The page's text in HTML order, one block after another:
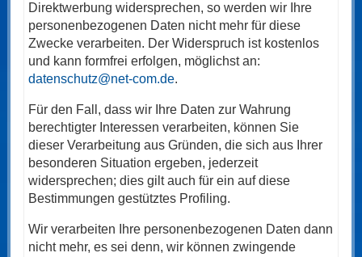
Direktwerbung widersprechen, so werden wir Ihre
personenbezogenen Daten nicht mehr für diese
Zwecke verarbeiten. Der Widerspruch ist kostenlos
und kann formfrei erfolgen, möglichst an:
datenschutz@net-com.de.
Für den Fall, dass wir Ihre Daten zur Wahrung
berechtigter Interessen verarbeiten, können Sie
dieser Verarbeitung aus Gründen, die sich aus Ihrer
besonderen Situation ergeben, jederzeit
widersprechen; dies gilt auch für ein auf diese
Bestimmungen gestütztes Profiling.
Wir verarbeiten Ihre personenbezogenen Daten dann
nicht mehr, es sei denn, wir können zwingende